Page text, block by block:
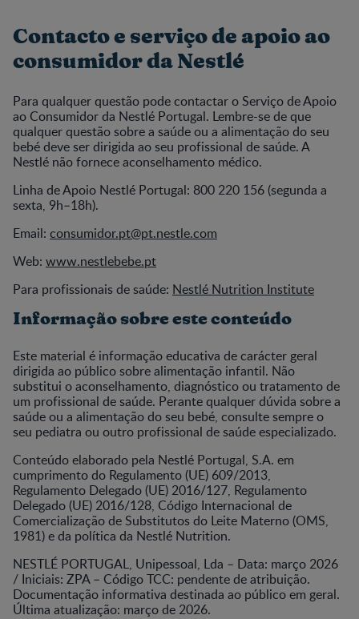
Contacto e serviço de apoio ao
consumidor da Nestlé
Para qualquer questão pode contactar o Serviço de Apoio
ao Consumidor da Nestlé Portugal. Lembre-se de que
qualquer questão sobre a saúde ou a alimentação do seu
bebé deve ser dirigida ao seu profissional de saúde. A
Nestlé não fornece aconselhamento médico.
Linha de Apoio Nestlé Portugal: 800 220 156 (segunda a
sexta, 9h–18h).
Email: consumidor.pt@pt.nestle.com
Web: www.nestlebebe.pt
Para profissionais de saúde: Nestlé Nutrition Institute
Informação sobre este conteúdo
Este material é informação educativa de carácter geral
dirigida ao público sobre alimentação infantil. Não
substitui o aconselhamento, diagnóstico ou tratamento de
um profissional de saúde. Perante qualquer dúvida sobre a
saúde ou a alimentação do seu bebé, consulte sempre o
seu pediatra ou outro profissional de saúde especializado.
Conteúdo elaborado pela Nestlé Portugal, S.A. em
cumprimento do Regulamento (UE) 609/2013,
Regulamento Delegado (UE) 2016/127, Regulamento
Delegado (UE) 2016/128, Código Internacional de
Comercialização de Substitutos do Leite Materno (OMS,
1981) e da política da Nestlé Nutrition.
NESTLÉ PORTUGAL, Unipessoal, Lda – Data: março 2026
/ Iniciais: ZPA – Código TCC: pendente de atribuição.
Documentação informativa destinada ao público em geral.
Última atualização: março de 2026.